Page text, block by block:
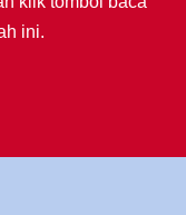
ini.